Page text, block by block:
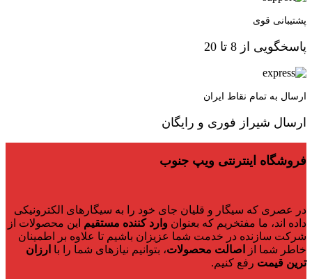
پشتیبانی قوی
پاسخگویی از 8 تا 20
ارسال به تمام نقاط ایران
ارسال شیراز فوری و رایگان
فروشگاه اینترنتی ویپ جنوب
در عصری که سیگار و قلیان جای خود را به سیگارهای الکترونیکی
داده اند، ما مفتخریم که بعنوان وارد کننده مستقیم این محصولات از
شرکت سازنده در خدمت شما عزیزان باشیم تا علاوه بر اطمینان
خاطر شما از
اصالت محصولات، بتوانیم نیازهای شما را با ارزان
ترین قیمت رفع کنیم.